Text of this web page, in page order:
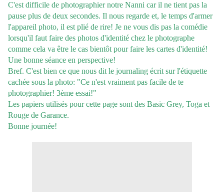
C'est difficile de photographier notre Nanni car il ne tient pas la
pause plus de deux secondes. Il nous regarde et, le temps d'armer
l'appareil photo, il est plié de rire! Je ne vous dis pas la comédie
lorsqu'il faut faire des photos d'identité chez le photographe
comme cela va être le cas bientôt pour faire les cartes d'identité!
Une bonne séance en perspective!
Bref. C'est bien ce que nous dit le journaling écrit sur l'étiquette
cachée sous la photo: "Ce n'est vraiment pas facile de te
photographier! 3ème essai!"
Les papiers utilisés pour cette page sont des Basic Grey, Toga et
Rouge de Garance.
Bonne journée!